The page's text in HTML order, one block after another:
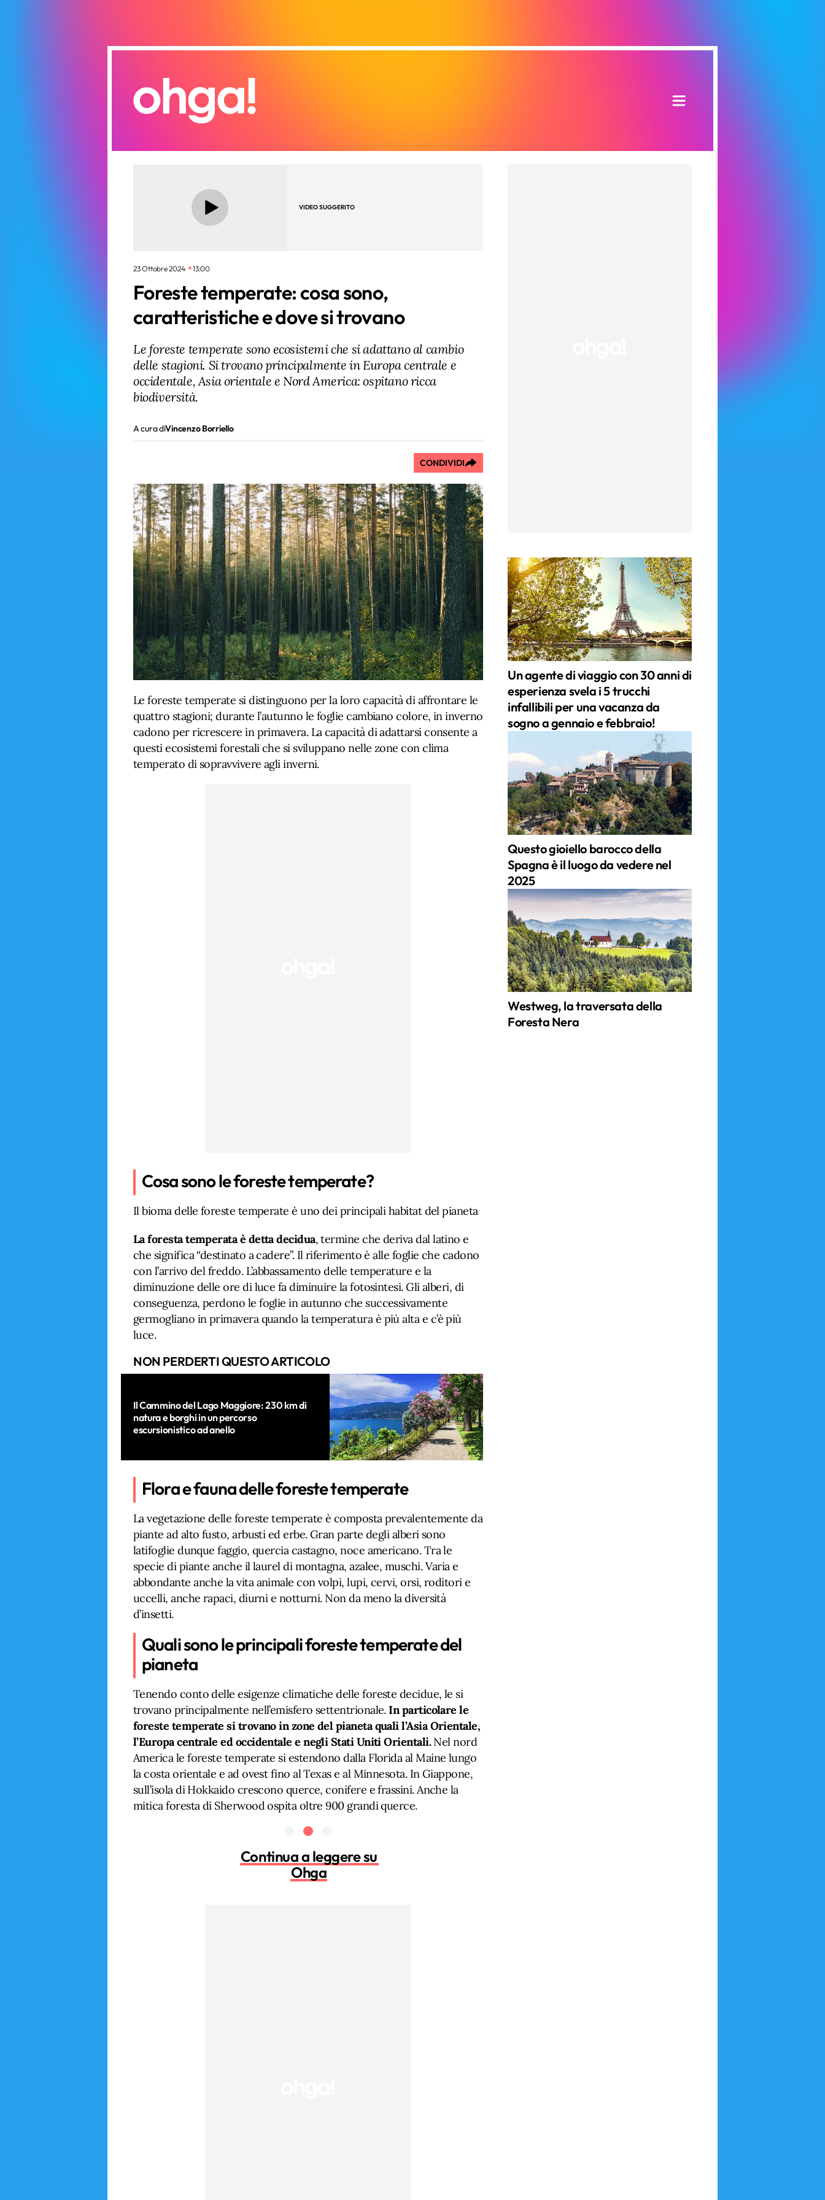
VIDEO SUGGERITO
23 Ottobre 2024 13:00
Foreste temperate: cosa sono,
caratteristiche e dove si trovano
Le foreste temperate sono ecosistemi che si adattano al cambio
delle stagioni. Si trovano principalmente in Europa centrale e
occidentale, Asia orientale e Nord America: ospitano ricca
biodiversità.
A cura diVincenzo Borriello
CONDIVIDI
Le foreste temperate si distinguono per la loro capacità di affrontare le
quattro stagioni; durante l’autunno le foglie cambiano colore, in inverno
cadono per ricrescere in primavera. La capacità di adattarsi consente a
questi ecosistemi forestali che si sviluppano nelle zone con clima
temperato di sopravvivere agli inverni.
Cosa sono le foreste temperate?
Il bioma delle foreste temperate è uno dei principali habitat del pianeta
La foresta temperata è detta decidua, termine che deriva dal latino e
che significa “destinato a cadere”. Il riferimento è alle foglie che cadono
con l’arrivo del freddo. L’abbassamento delle temperature e la
diminuzione delle ore di luce fa diminuire la fotosintesi. Gli alberi, di
conseguenza, perdono le foglie in autunno che successivamente
germogliano in primavera quando la temperatura è più alta e c’è più
luce.
NON PERDERTI QUESTO ARTICOLO
Il Cammino del Lago Maggiore: 230 km di
natura e borghi in un percorso
escursionistico ad anello
Flora e fauna delle foreste temperate
La vegetazione delle foreste temperate è composta prevalentemente da
piante ad alto fusto, arbusti ed erbe. Gran parte degli alberi sono
latifoglie dunque faggio, quercia castagno, noce americano. Tra le
specie di piante anche il laurel di montagna, azalee, muschi. Varia e
abbondante anche la vita animale con volpi, lupi, cervi, orsi, roditori e
uccelli, anche rapaci, diurni e notturni. Non da meno la diversità
d’insetti.
Quali sono le principali foreste temperate del
pianeta
Tenendo conto delle esigenze climatiche delle foreste decidue, le si
trovano principalmente nell’emisfero settentrionale.In particolare le
foreste temperate si trovano in zone del pianeta quali l’Asia Orientale,
l’Europa centrale ed occidentale e negli Stati Uniti Orientali.Nel nord
America le foreste temperate si estendono dalla Florida al Maine lungo
la costa orientale e ad ovest fino al Texas e al Minnesota. In Giappone,
sull’isola di Hokkaido crescono querce, conifere e frassini. Anche la
mitica foresta di Sherwood ospita oltre 900 grandi querce.
Continua a leggere su
Ohga
Un agente di viaggio con 30 anni di
esperienza svela i 5 trucchi
infallibili per una vacanza da
sogno a gennaio e febbraio!
Questo gioiello barocco della
Spagna è il luogo da vedere nel
2025
Westweg, la traversata della
Foresta Nera